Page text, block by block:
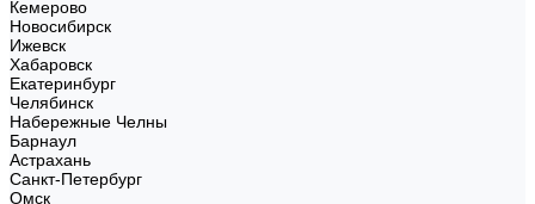
Кемерово
Новосибирск
Ижевск
Хабаровск
Екатеринбург
Челябинск
Набережные Челны
Барнаул
Астрахань
Санкт-Петербург
Омск